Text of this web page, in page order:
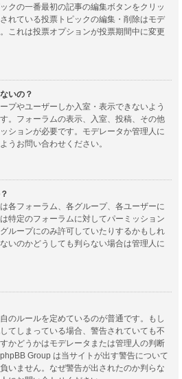
クの一番最初の記事の編集ボタンをクリッ
れている投票トピックの編集・削除はモデ
これは投票オプションが投票期間中に変更
いの？
プやユーザーしか入室・表示できないよう
。フォーラムの表示、入室、投稿、その他
ションが必要です。モデレータか管理人に
うお問い合わせください。
各フォーラム、各グループ、各ユーザーに
特定のフォーラムに対してパーミッション
ループにのみ許可していたりするかもしれ
いのかどうしても判らない場合は管理人に
のルールを定めているのが普通です。もし
てしまっている場合、警告されていても不
かどうかはモデレータまたは管理人の判断
Group は当サイトが出す警告について
いません。なぜ警告が出されたのか判らな